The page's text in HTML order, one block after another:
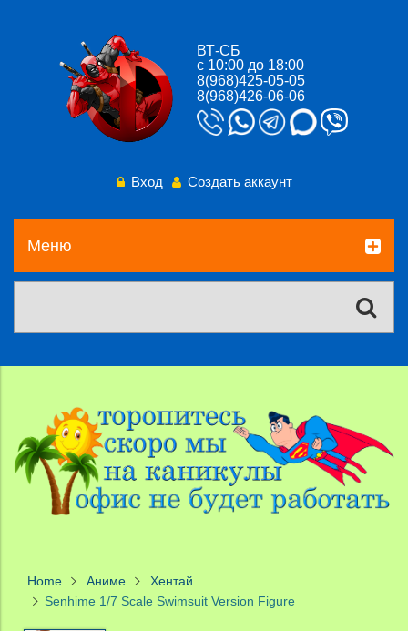
ВТ-СБ
с 10:00 до 18:00
8(968)425-05-05
8(968)426-06-06
Вход Создать аккаунт
Меню
Home Аниме
Хентай
Senhime 1/7 Scale Swimsuit Version Figure